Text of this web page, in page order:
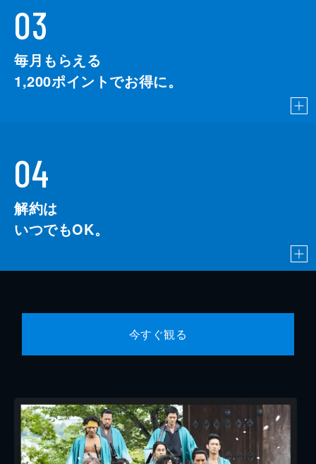
03
毎月もらえる
1,200ポイントでお得に。
04
解約は
いつでもOK。
今すぐ観る